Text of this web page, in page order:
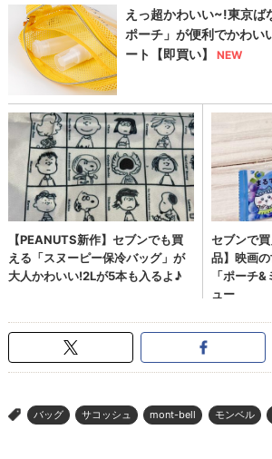
> バッグ サコッシュ mont-bell モンベル